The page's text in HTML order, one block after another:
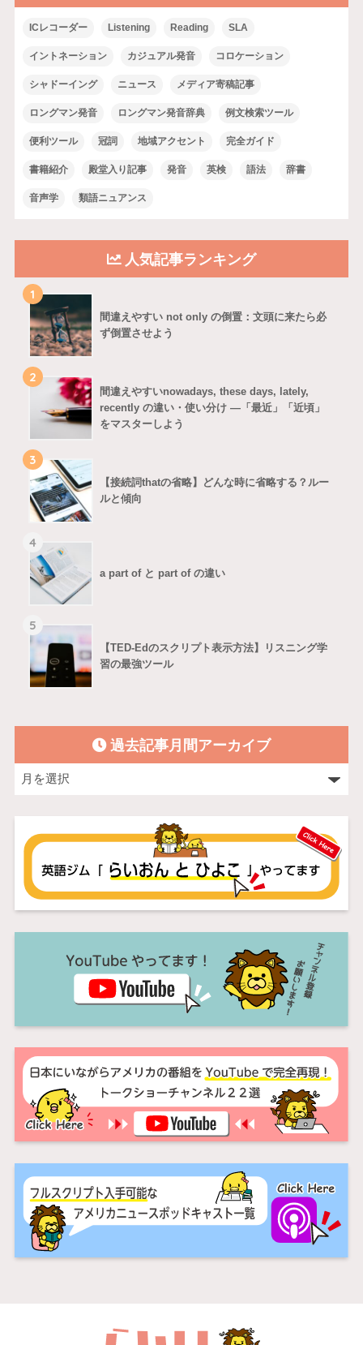
ICレコーダー Listening Reading SLA
イントネーション カジュアル発音 コロケーション
シャドーイング ニュース メディア寄稿記事
ロングマン発音 ロングマン発音辞典 例文検索ツール
便利ツール 冠詞 地域アクセント 完全ガイド
書籍紹介 殿堂入り記事 発音 英検 語法 辞書
音声学 類語ニュアンス
人気記事ランキング
1
間違えやすい not only の倒置：文頭に来たら必
ず倒置させよう
2
間違えやすいnowadays, these days, lately,
recently の違い・使い分け ―「最近」「近頃」
をマスターしよう
3
【接続詞thatの省略】どんな時に省略する？ルー
ルと傾向
4
a part of と part of の違い
5
【TED-Edのスクリプト表示方法】リスニング学
習の最強ツール
過去記事月間アーカイブ